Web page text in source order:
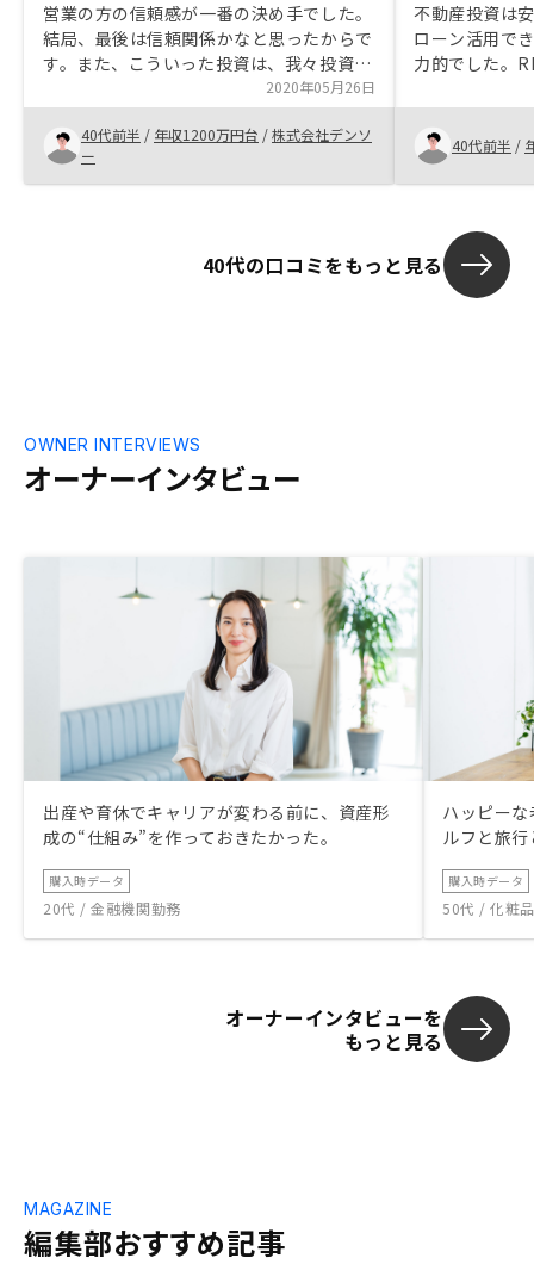
営業の方の信頼感が一番の決め手でした。
結局、最後は信頼関係かなと思ったからで
す。また、こういった投資は、我々投資家
と運営会社の発展、両方があってのことだ
と思います。その点で、会社の将来性もあ
るな、と感じたからです。
2020年05月26日
40代前半 / 年収1200万円台 /株式会社デンソ
ー
不動産投資は
ローン活用で
力的でした。
クノロジーを
しています。
どを数値化し
加味するなど
40代前半 /
40代の口コミをもっと見る
オーナーインタビュー
OWNER INTERVIEWS
出産や育休でキャリアが変わる前に、資産形
成の“仕組み”を作っておきたかった。
購入時データ
20代 / 金融機関勤務
ハッピー
ルフと旅
購入時データ
50代 / 化粧
オーナーインタビューを
もっと見る
編集部おすすめ記事
MAGAZINE